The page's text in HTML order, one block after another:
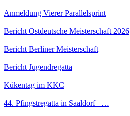
Anmeldung Vierer Parallelsprint
Bericht Ostdeutsche Meisterschaft 2026
Bericht Berliner Meisterschaft
Bericht Jugendregatta
Kükentag im KKC
44. Pfingstregatta in Saaldorf –…